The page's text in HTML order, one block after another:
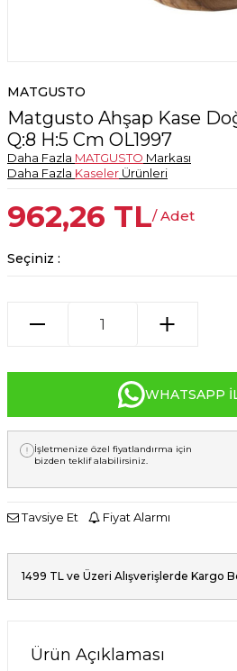
MATGUSTO
Matgusto Ahşap Kase
Q:8 H:5 Cm OL1997
Daha Fazla MATGUSTO Markası
Daha Fazla Kaseler Ürünleri
962,26 TL/ Adet
Seçiniz :
WHATSAPP
İşletmenize özel fiyatlandırma için
bizden teklif alabilirsiniz.
Tavsiye Et Fiyat Alarmı
1499 TL ve Üzeri Alışverişlerde Kargo
Ürün Açıklaması